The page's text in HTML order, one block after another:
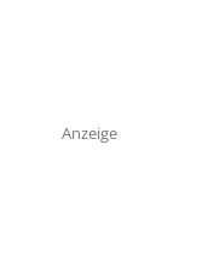
Anzeige